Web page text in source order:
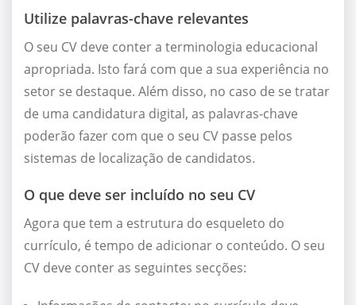
Utilize palavras-chave relevantes
O seu CV deve conter a terminologia educacional
apropriada. Isto fará com que a sua experiência no
setor se destaque. Além disso, no caso de se tratar
de uma candidatura digital, as palavras-chave
poderão fazer com que o seu CV passe pelos
sistemas de localização de candidatos.
O que deve ser incluído no seu CV
Agora que tem a estrutura do esqueleto do
currículo, é tempo de adicionar o conteúdo. O seu
CV deve conter as seguintes secções: